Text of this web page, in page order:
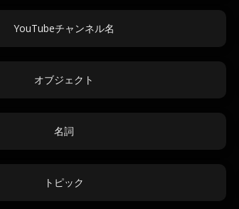
YouTubeチャンネル名
オブジェクト
名詞
トピック